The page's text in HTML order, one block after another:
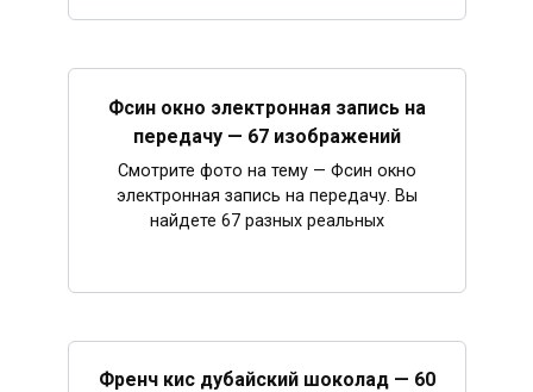
Фсин окно электронная запись на
передачу — 67 изображений
Смотрите фото на тему — Фсин окно
электронная запись на передачу. Вы
найдете 67 разных реальных
Френч кис дубайский шоколад — 60